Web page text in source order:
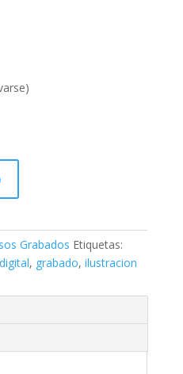
Grabados Etiquetas:
digital, grabado, ilustracion